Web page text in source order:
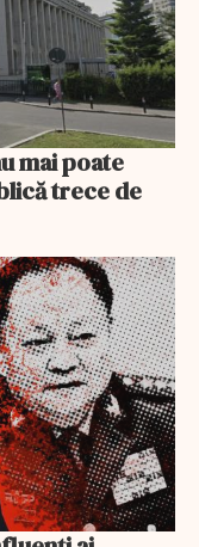
mai poate
trece de